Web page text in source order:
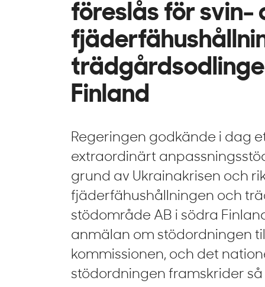
föreslås för svin-
Finland
Regeringen godkände i dag
extraordinärt
grund av Ukrainakrisen och
fjäderfähushållningen och
stödområde AB i södra
anmälan om stödordningen
kommissionen, och det
stödordningen framskrider